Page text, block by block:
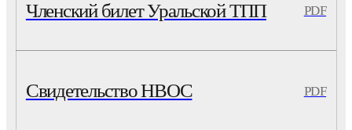
Членский билет Уральской ТПП PDF
Свидетельство НВОС PDF